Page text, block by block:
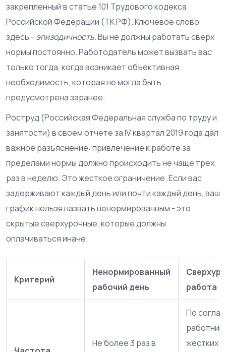
закрепленный в статье 101 Трудового кодекса
Российской Федерации (ТК РФ). Ключевое слово
здесь - эпизодичность. Вы не должны работать сверх
нормы постоянно. Работодатель может вызвать вас
только тогда, когда возникает объективная
необходимость, которая не могла быть
предусмотрена заранее.
Роструд (Российская Федеральная служба по труду и
занятости) в своем отчете за IV квартал 2019 года дал
важное разъяснение: привлечение к работе за
пределами нормы должно происходить не чаще трех
раз в неделю. Это жесткое ограничение. Если вас
задерживают каждый день или почти каждый день, ваш
график нельзя назвать ненормированным - это
скрытые сверхурочные, которые должны
оплачиваться иначе.
Критерий
Ненормированный
рабочий день
работа
Не более 3 раз в
По
жестких